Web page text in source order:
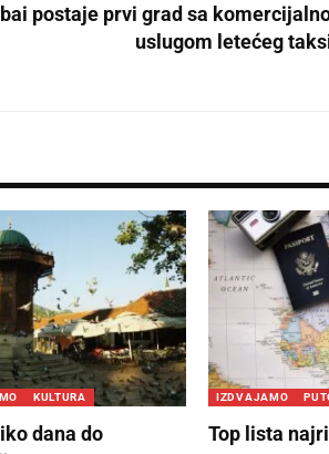
postaje prvi grad sa
uslugom letećeg
KULTURA
dana do
IZDVAJAMO
Top lista